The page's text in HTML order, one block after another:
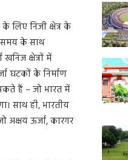
लिए निजी क्षेत्र के
समय के साथ
क्षेत्रों में
घटकों के निर्माण
हैं – जो भारत में
साथ ही, भारतीय
ऊर्जा, कारगर